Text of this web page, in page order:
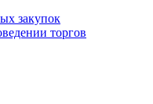
закупок
торгов